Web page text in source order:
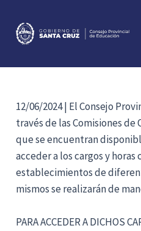
contenido
12/06/2024 | El Consejo
través de las Comisiones
que se encuentran
acceder a los cargos y horas
establecimientos de
mismos se realizarán de
PARA ACCEDER A DICHOS